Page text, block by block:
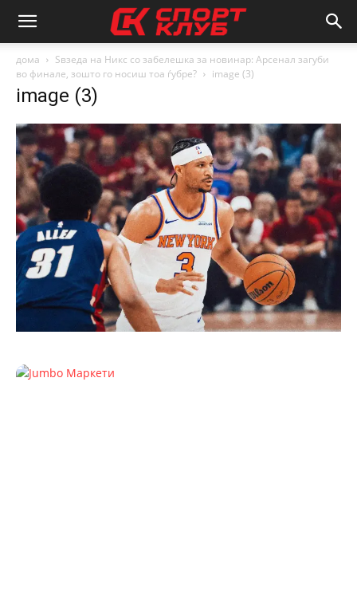
дома
Ѕвзеда на Никс со забелешка за новинар: Арсенал загуби
во финале, зошто го носиш тоа ѓубре?
image (3)
image (3)